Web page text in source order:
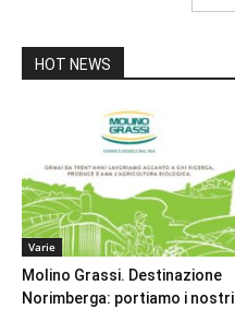
HOT NEWS
Varie
Molino Grassi. Destinazione
Norimberga: portiamo i nostri